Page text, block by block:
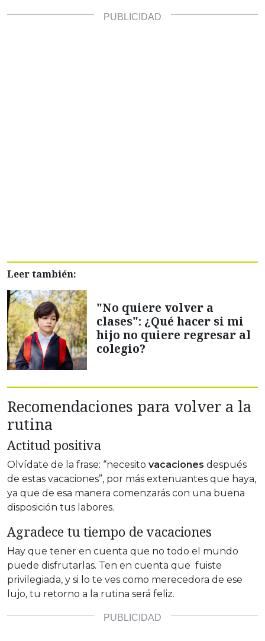
Leer también:
"No quiere volver a
clases": ¿Qué hacer si mi
hijo no quiere regresar al
colegio?
Recomendaciones para volver a la
rutina
Actitud positiva
Olvídate de la frase: “necesito vacaciones después
de estas vacaciones”, por más extenuantes que haya,
ya que de esa manera comenzarás con una buena
disposición tus labores.
Agradece tu tiempo de vacaciones
Hay que tener en cuenta que no todo el mundo
puede disfrutarlas. Ten en cuenta que fuiste
privilegiada, y si lo te ves como merecedora de ese
lujo, tu retorno a la rutina será feliz.